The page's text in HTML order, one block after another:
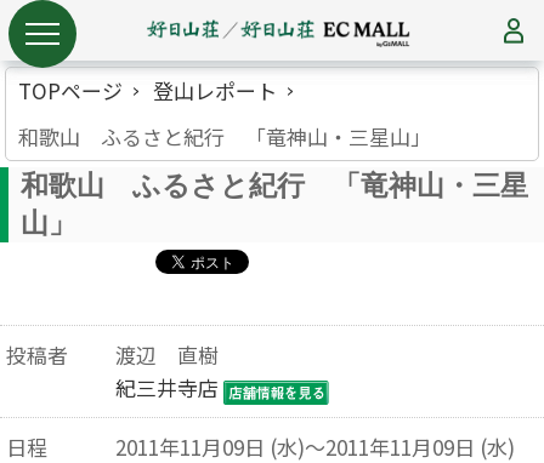
TOPページ
登山レポート
和歌山 ふるさと紀行 「竜神山・三星山」
和歌山 ふるさと紀行 「竜神山・三星
山」
投稿者
渡辺 直樹
紀三井寺店
日程
2011年11月09日 (水)～2011年11月09日 (水)